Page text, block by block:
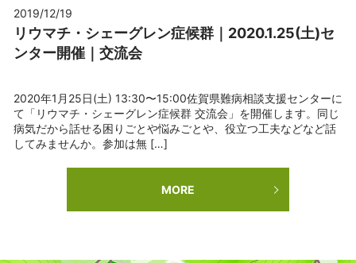
2019/12/19
リウマチ・シェーグレン症候群｜2020.1.25(土)セ
ンター開催｜交流会
2020年1月25日(土) 13:30〜15:00佐賀県難病相談支援センターに
て「リウマチ・シェーグレン症候群 交流会」を開催します。同じ
病気だから話せる困りごとや悩みごとや、役立つ工夫などなど話
してみませんか。参加は無 […]
MORE